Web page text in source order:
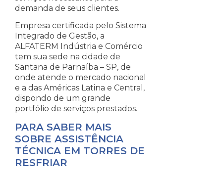
demanda de seus clientes.
Empresa certificada pelo Sistema
Integrado de Gestão, a
ALFATERM Indústria e Comércio
tem sua sede na cidade de
Santana de Parnaíba – SP, de
onde atende o mercado nacional
e a das Américas Latina e Central,
dispondo de um grande
portfólio de serviços prestados.
PARA SABER MAIS
SOBRE ASSISTÊNCIA
TÉCNICA EM TORRES DE
RESFRIAR